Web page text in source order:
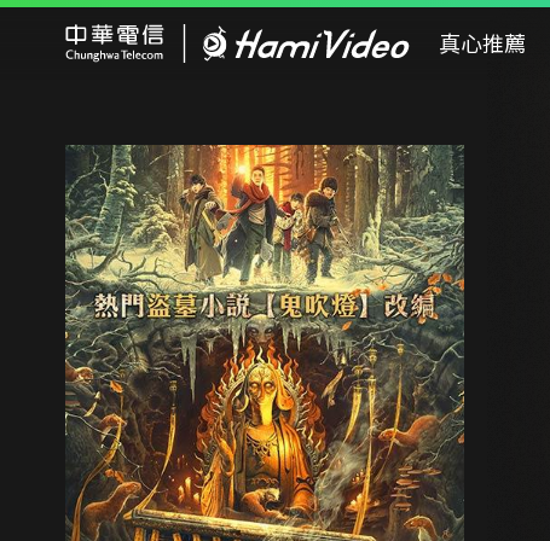
真心推薦